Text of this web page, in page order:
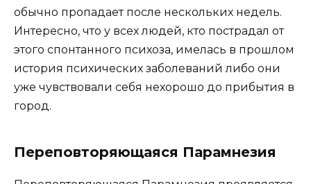
обычно пропадает после нескольких недель.
Интересно, что у всех людей, кто пострадал от
этого спонтанного психоза, имелась в прошлом
история психических заболеваний либо они
уже чувствовали себя нехорошо до прибытия в
город.
Переповторяющаяся Парамнезия